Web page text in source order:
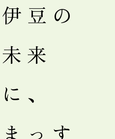
伊豆の
未来
に、
まっす